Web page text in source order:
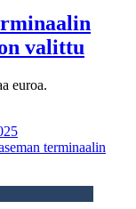
valittu
euroa.
terminaalin